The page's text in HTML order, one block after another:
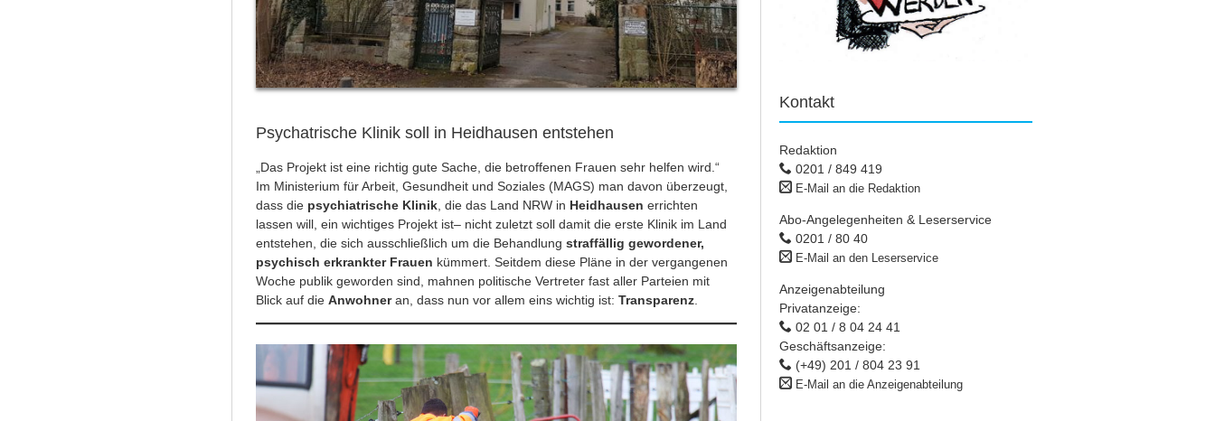
Psychatrische Klinik soll in Heidhausen entstehen
„Das Projekt ist eine richtig gute Sache, die betroffenen Frauen sehr helfen wird.“
Im Ministerium für Arbeit, Gesundheit und Soziales (MAGS) man davon überzeugt,
dass die psychiatrische Klinik, die das Land NRW in Heidhausen errichten
lassen will, ein wichtiges Projekt ist– nicht zuletzt soll damit die erste Klinik im Land
entstehen, die sich ausschließlich um die Behandlung straffällig gewordener,
psychisch erkrankter Frauen kümmert. Seitdem diese Pläne in der vergangenen
Woche publik geworden sind, mahnen politische Vertreter fast aller Parteien mit
Blick auf die Anwohneran, dass nun vor allem eins wichtig ist: Transparenz.
Kontakt
Redaktion
0201 / 849 419
E-Mail an die Redaktion
Abo-Angelegenheiten & Leserservice
0201 / 80 40
E-Mail an den Leserservice
Anzeigenabteilung
Privatanzeige:
02 01 / 8 04 24 41
Geschäftsanzeige:
(+49) 201 / 804 23 91
E-Mail an die Anzeigenabteilung